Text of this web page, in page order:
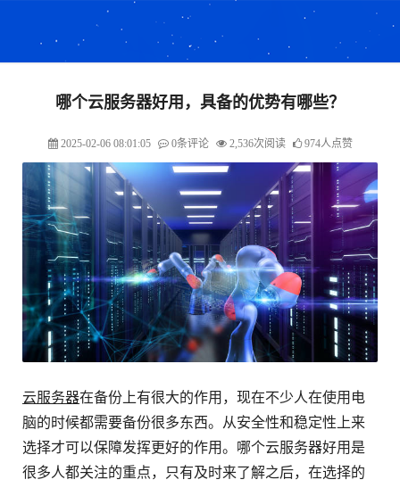
哪个云服务器好用，具备的优势有哪些？
2025-02-06 08:01:05 0条评论 2,536次阅读 974人点赞
云服务器在备份上有很大的作用，现在不少人在使用电
脑的时候都需要备份很多东西。从安全性和稳定性上来
选择才可以保障发挥更好的作用。哪个云服务器好用是
很多人都关注的重点，只有及时来了解之后，在选择的